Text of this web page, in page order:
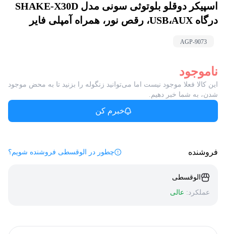
اسپیکر دوقلو بلوتوثی سونی مدل SHAKE-X30D
درگاه USB،AUX، رقص نور، همراه آمپلی فایر
AGP-9073
ناموجود
این کالا فعلا موجود نیست اما می‌توانید زنگوله را بزنید تا به محض موجود
شدن، به شما خبر دهیم.
خبرم کن
فروشنده چطور در الوقسطی فروشنده شویم؟
الوقسطی
عملکرد: عالی